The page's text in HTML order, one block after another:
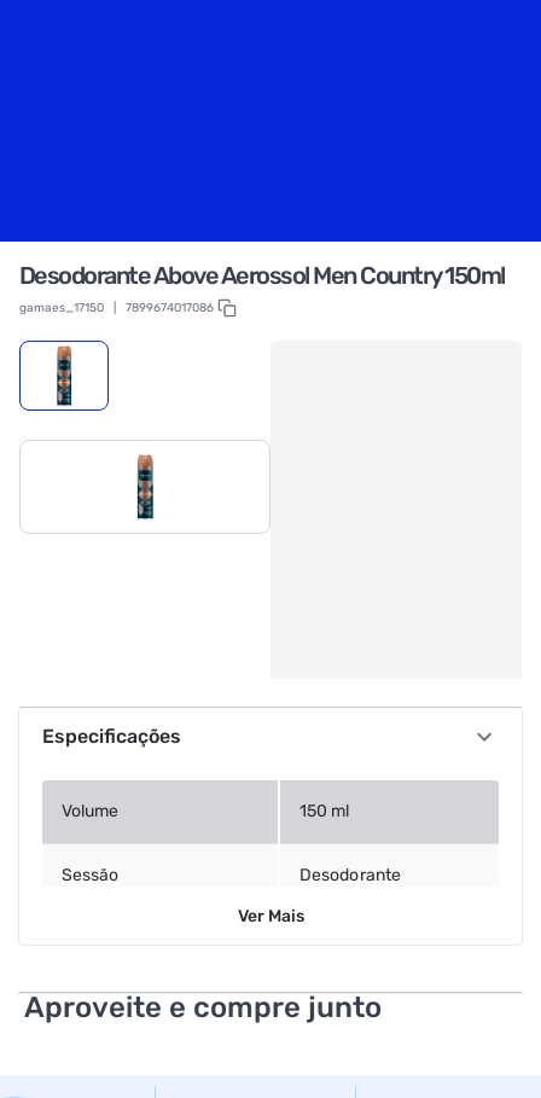
Desodorante Above Aerossol Men Country 150ml
gamaes_17150 7899674017086
Especificações
Volume 150 ml
Sessão Desodorante
Formato Aerossol
Ver Mais
Aproveite e compre junto